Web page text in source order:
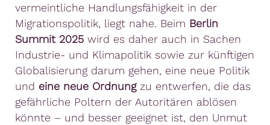
vermeintliche Handlungsfähigkeit in der
Migrationspolitik, liegt nahe. Beim Berlin
Summit 2025 wird es daher auch in Sachen
Industrie- und Klimapolitik sowie zur künftigen
Globalisierung darum gehen, eine neue Politik
und eine neue Ordnungzu entwerfen, die das
gefährliche Poltern der Autoritären ablösen
könnte – und besser geeignet ist, den Unmut